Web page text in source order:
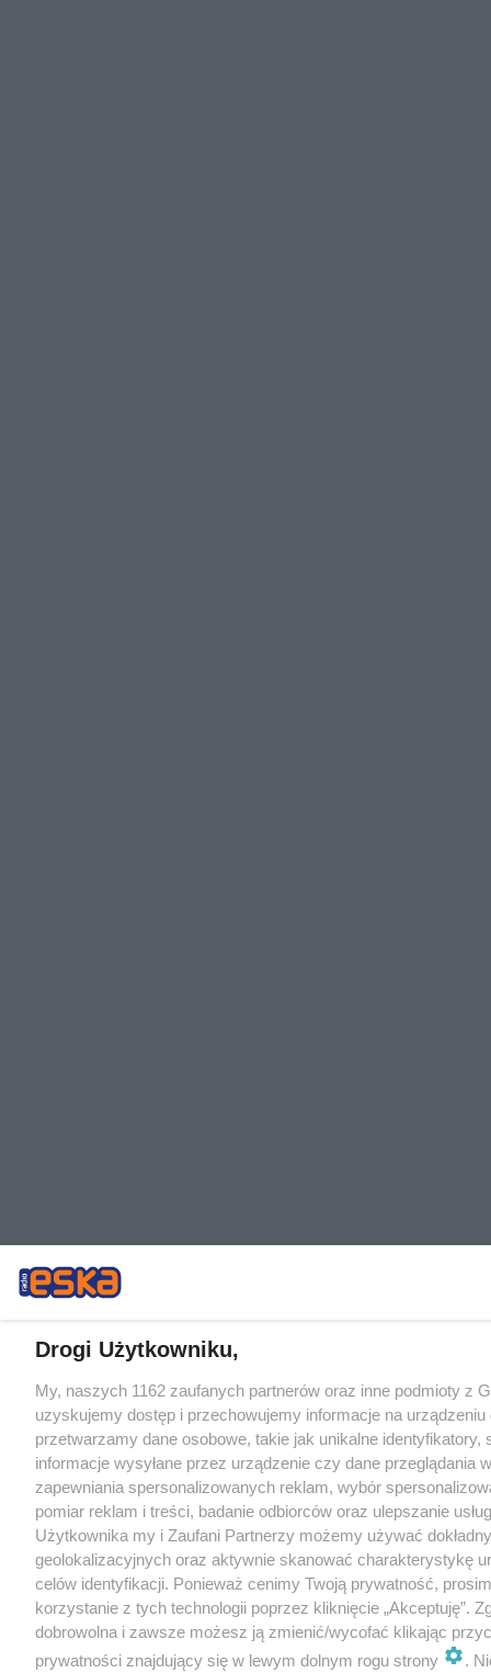
Drogi Użytkowniku,
My, naszych 1162 zaufanych partnerów oraz inne podmioty z
uzyskujemy dostęp i przechowujemy informacje na urządzeniu
przetwarzamy dane osobowe, takie jak unikalne identyfikatory,
informacje wysyłane przez urządzenie czy dane przeglądania
zapewniania spersonalizowanych reklam, wybór
pomiar reklam i treści, badanie odbiorców oraz ulepszanie
Użytkownika my i Zaufani Partnerzy możemy używać
geolokalizacyjnych oraz aktywnie skanować charakterystykę
celów identyfikacji. Ponieważ cenimy Twoją prywatność,
korzystanie z tych technologii poprzez kliknięcie „Akceptuję”.
dobrowolna i zawsze możesz ją zmienić/wycofać klikając
prywatności znajdujący się w lewym dolnym rogu strony
.